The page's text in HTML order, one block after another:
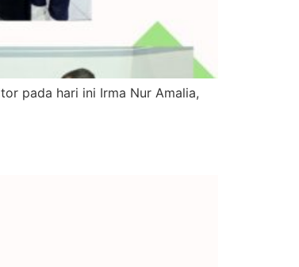
pada hari ini Irma Nur Amalia,